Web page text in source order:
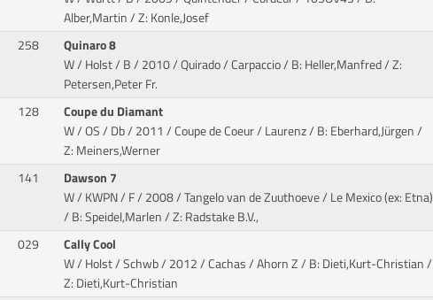
Alber,Martin / Z: Konle,Josef
258
Quinaro 8
W / Holst / B / 2010 / Quirado / Carpaccio/ B: Heller,Manfred / Z:
Petersen,Peter Fr.
128
Coupe du Diamant
W / OS / Db / 2011 / Coupe de Coeur / Laurenz/ B: Eberhard,Jürgen /
Z: Meiners,Werner
141
Dawson 7
W / KWPN / F / 2008 / Tangelo van de Zuuthoeve / Le Mexico (ex: Etna)
/ B: Speidel,Marlen / Z: Radstake B.V.,
029
Cally Cool
W / Holst / Schwb / 2012 / Cachas / Ahorn Z/ B: Dieti,Kurt-Christian /
Z: Dieti,Kurt-Christian